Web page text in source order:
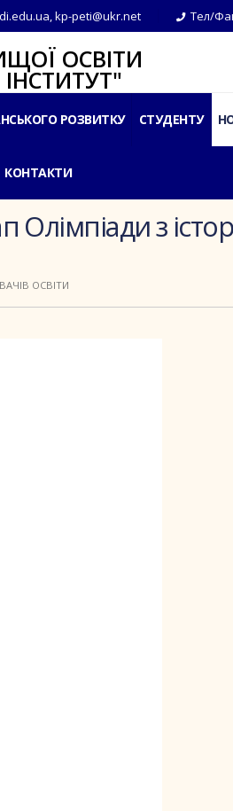
,kp-peti@ukr.net Тел/
ОСВІТИ
РОЗВИТКУ СТУДЕНТУ
КОНТАКТИ
з
ОСВІТИ